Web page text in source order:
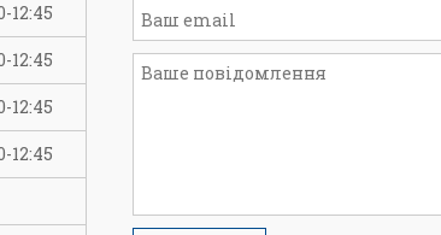
12:45
12:45
12:45
12:45